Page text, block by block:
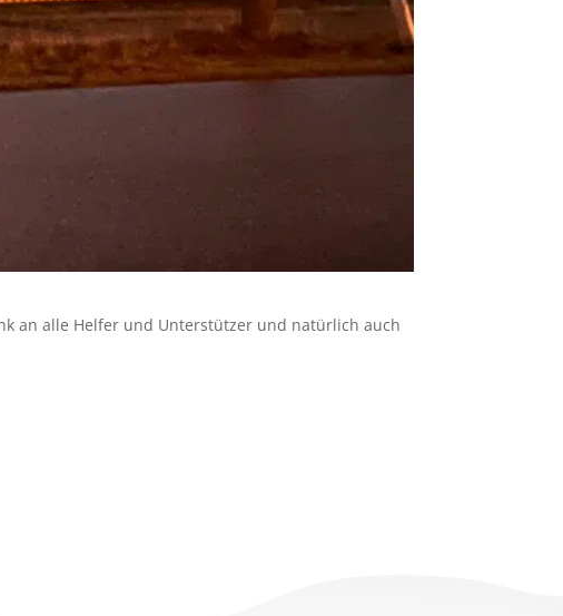
an alle Helfer und Unterstützer und natürlich auch